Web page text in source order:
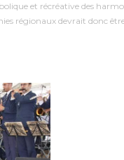
et récréative des
régionaux devrait donc